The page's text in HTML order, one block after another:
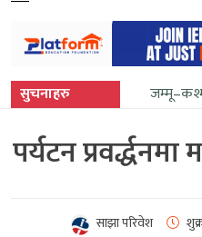
सुचनाहरु
पर्यटन
साझा परिवेश